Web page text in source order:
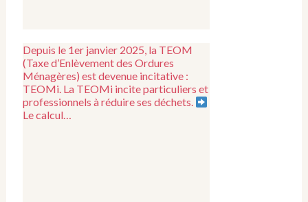
Depuis le 1er janvier 2025, la TEOM
(Taxe d’Enlèvement des Ordures
Ménagères) est devenue incitative :
TEOMi. La TEOMi incite particuliers et
professionnels à réduire ses déchets.
Le calcul…